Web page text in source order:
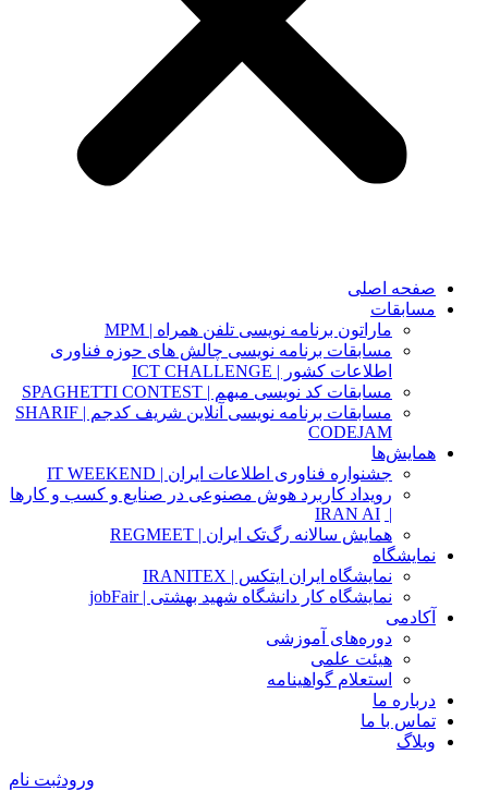
صفحه اصلی
مسابقات
ماراتون برنامه نویسی تلفن همراه | MPM
مسابقات برنامه نویسی چالش های حوزه فناوری
اطلاعات کشور | ICT CHALLENGE
مسابقات کد نویسی مبهم | SPAGHETTI CONTEST
مسابقات برنامه نویسی آنلاین شریف کدجم | SHARIF
CODEJAM
همایش‌ها
جشنواره فناوری اطلاعات ایران | IT WEEKEND
رویداد کاربرد هوش مصنوعی در صنایع و کسب و کارها
|
IRAN AI
همایش سالانه رگ‌تک ایران | REGMEET
نمایشگاه
نمایشگاه ایران ایتکس | IRANITEX
نمایشگاه کار دانشگاه شهید بهشتی | jobFair
آکادمی
دوره‌های آموزشی
هیئت علمی
استعلام گواهینامه
درباره ما
تماس با ما
وبلاگ
ورودثبت نام